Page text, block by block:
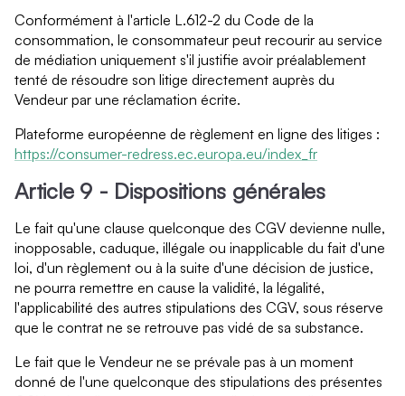
Conformément à l'article L.612-2 du Code de la
consommation, le consommateur peut recourir au service
de médiation uniquement s'il justifie avoir préalablement
tenté de résoudre son litige directement auprès du
Vendeur par une réclamation écrite.
Plateforme européenne de règlement en ligne des litiges :
https://consumer-redress.ec.europa.eu/index_fr
Article 9 - Dispositions générales
Le fait qu'une clause quelconque des CGV devienne nulle,
inopposable, caduque, illégale ou inapplicable du fait d'une
loi, d'un règlement ou à la suite d'une décision de justice,
ne pourra remettre en cause la validité, la légalité,
l'applicabilité des autres stipulations des CGV, sous réserve
que le contrat ne se retrouve pas vidé de sa substance.
Le fait que le Vendeur ne se prévale pas à un moment
donné de l'une quelconque des stipulations des présentes